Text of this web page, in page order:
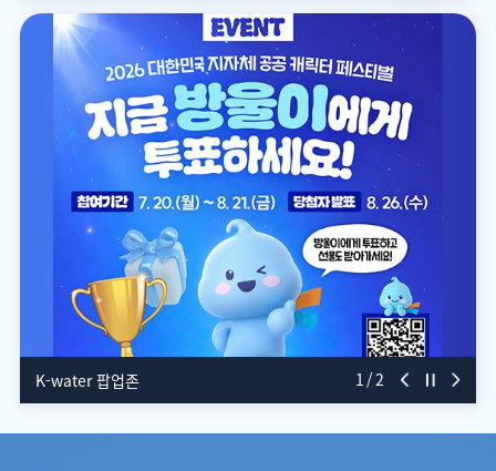
K-water 팝업존 2 2